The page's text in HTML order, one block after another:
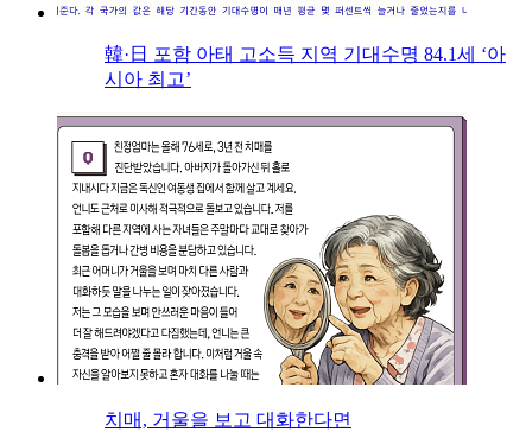
韓·日 포함 아태 고소득 지역 기대수명 84.1세 ‘아
시아 최고’
치매, 거울을 보고 대화한다면